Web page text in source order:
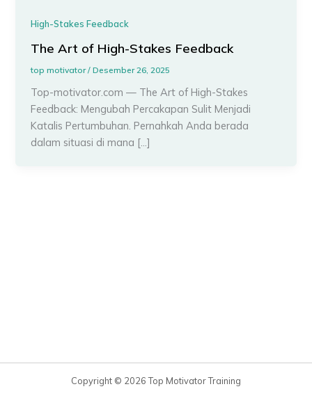
High-Stakes Feedback
The Art of High-Stakes Feedback
top motivator/Desember 26, 2025
Top-motivator.com — The Art of High-Stakes
Feedback: Mengubah Percakapan Sulit Menjadi
Katalis Pertumbuhan. Pernahkah Anda berada
dalam situasi di mana […]
Copyright © 2026 Top Motivator Training